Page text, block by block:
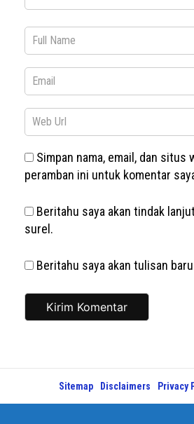
Simpan nama, email, dan situs
peramban ini untuk komentar
Beritahu saya akan tindak
surel.
Beritahu saya akan tulisan
Sitemap Disclaimers Privacy